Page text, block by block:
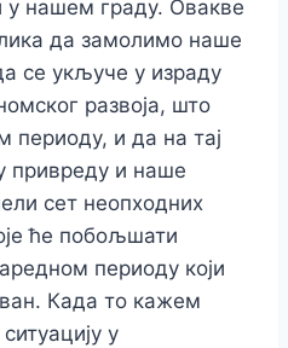
у нашем граду. Овакве
да замолимо наше
се укључе у израду
развоја, што
периоду, и да на тај
привреду и наше
сет неопходних
ће побољшати
периоду који
Када то кажем
у